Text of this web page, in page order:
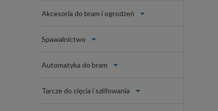
Akcesoria do bram i ogrodzeń
Spawalnictwo
Automatyka do bram
Tarcze do cięcia i szlifowania